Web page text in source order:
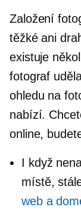
Založení
těžké ani
existuje
fotograf
ohledu na
nabízí.
online,
I když
místě,
web a